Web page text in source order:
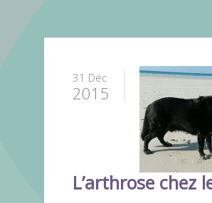
31 Déc
2015
L’arthrose chez